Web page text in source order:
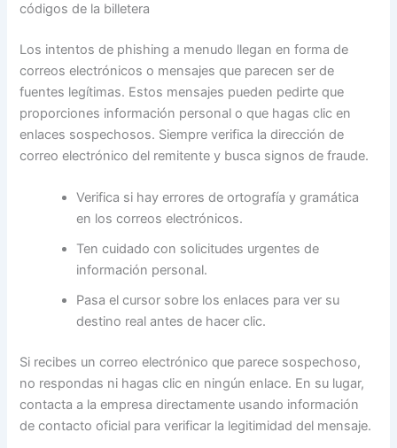
códigos de la billetera
Los intentos de phishing a menudo llegan en forma de
correos electrónicos o mensajes que parecen ser de
fuentes legítimas. Estos mensajes pueden pedirte que
proporciones información personal o que hagas clic en
enlaces sospechosos. Siempre verifica la dirección de
correo electrónico del remitente y busca signos de fraude.
Verifica si hay errores de ortografía y gramática
en los correos electrónicos.
Ten cuidado con solicitudes urgentes de
información personal.
Pasa el cursor sobre los enlaces para ver su
destino real antes de hacer clic.
Si recibes un correo electrónico que parece sospechoso,
no respondas ni hagas clic en ningún enlace. En su lugar,
contacta a la empresa directamente usando información
de contacto oficial para verificar la legitimidad del mensaje.